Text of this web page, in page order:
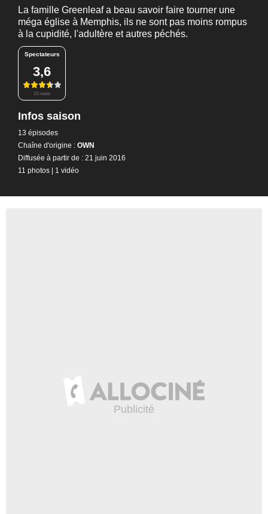
La famille Greenleaf a beau savoir faire tourner une
méga église à Memphis, ils ne sont pas moins rompus
à la cupidité, l'adultère et autres péchés.
Spectateurs
3,6
23 notes
Infos saison
13 épisodes
Chaîne d'origine : OWN
Diffusée à partir de : 21 juin 2016
11 photos | 1 vidéo